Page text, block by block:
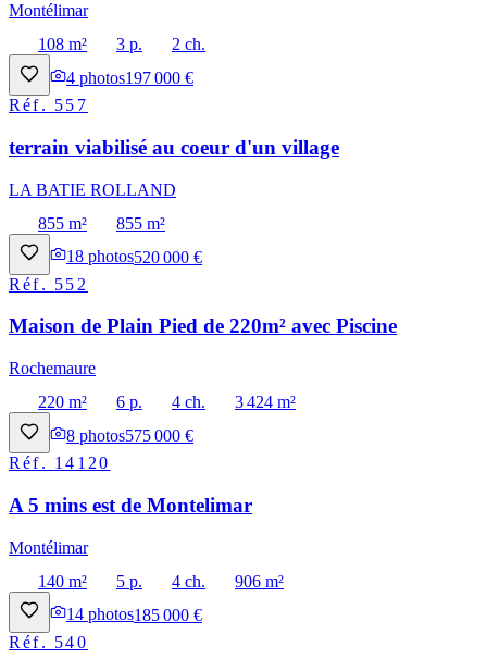
Montélimar
108 m²
3 p.
2 ch.
4 photos197 000 €
Réf. 557
terrain viabilisé au coeur d'un village
LA BATIE ROLLAND
855 m²
855 m²
18 photos520 000 €
Réf. 552
Maison de Plain Pied de 220m² avec Piscine
Rochemaure
220 m²
6 p. 4 ch.
3 424 m²
8 photos575 000 €
Réf. 14120
A 5 mins est de Montelimar
Montélimar
140 m²
5 p. 4 ch.
906 m²
14 photos185 000 €
Réf. 540